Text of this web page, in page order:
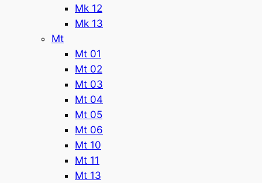
Mk 12
Mk 13
Mt
Mt 01
Mt 02
Mt 03
Mt 04
Mt 05
Mt 06
Mt 10
Mt 11
Mt 13